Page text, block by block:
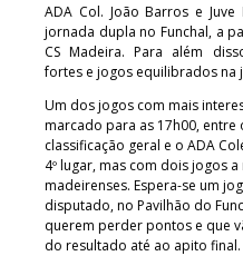
ADA Col. João Barros e
jornada dupla no Funchal, a
CS Madeira. Para além
fortes e jogos equilibrados na
Um dos jogos com mais
marcado para as 17h00, entre
classificação geral e o ADA
4º lugar, mas com dois jogos
madeirenses. Espera-se um
disputado, no Pavilhão do
querem perder pontos e que
do resultado até ao apito final.